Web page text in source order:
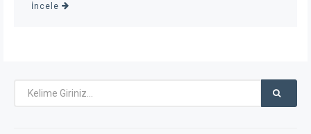
İncele